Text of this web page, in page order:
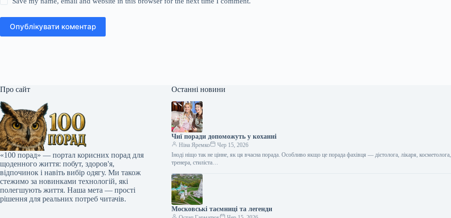
Опублікувати коментар
Про сайт
«100 порад» — портал корисних порад для
щоденного життя: побут, здоров'я,
відпочинок і навіть вибір одягу. Ми також
стежимо за новинками технологій, які
полегшують життя. Наша мета — прості
рішення для реальних потреб читачів.
Останні новини
Чиї поради допоможуть у коханні
Ніна Яремко
Чер 15, 2026
Іноді ніщо так не цінне, як ця вчасна порада. Особливо якщо це порада фахівця — дієтолога, лікаря, косметолога,
тренера, стиліста…
Московські таємниці та легенди